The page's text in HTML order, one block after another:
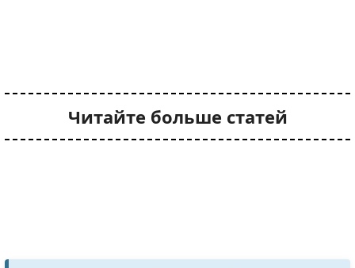
Читайте больше статей